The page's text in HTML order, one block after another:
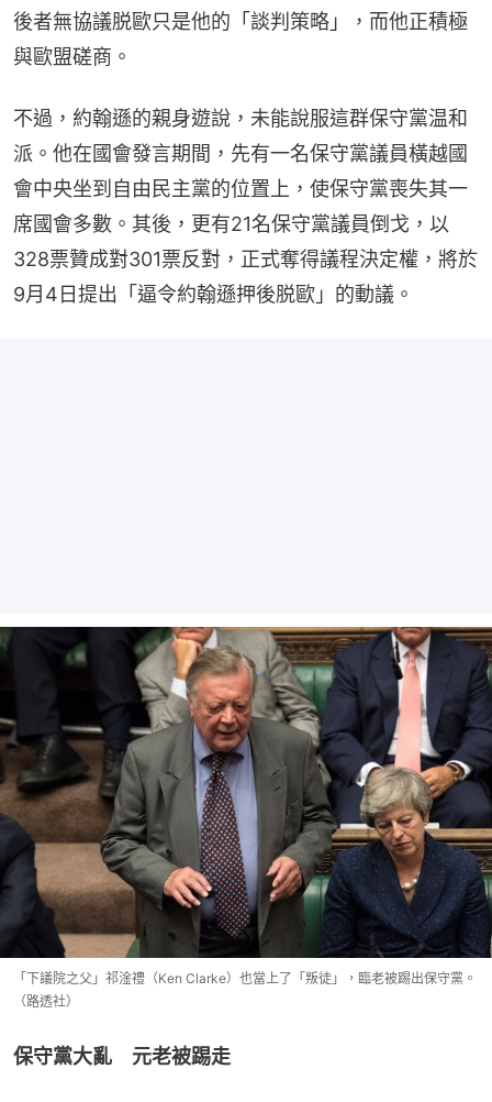
後者無協議脱歐只是他的「談判策略」，而他正積極
與歐盟磋商。
不過，約翰遜的親身遊說，未能說服這群保守黨温和
派。他在國會發言期間，先有一名保守黨議員橫越國
會中央坐到自由民主黨的位置上，使保守黨喪失其一
席國會多數。其後，更有21名保守黨議員倒戈，以
328票贊成對301票反對，正式奪得議程決定權，將於
9月4日提出「逼令約翰遜押後脱歐」的動議。
「下議院之父」祁淦禮（Ken Clarke）也當上了「叛徒」，臨老被踢出保守黨。
（路透社）
保守黨大亂　元老被踢走